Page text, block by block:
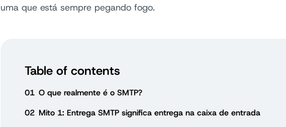
uma que está sempre pegando fogo.
Table of contents
01 O que realmente é o SMTP?
02 Mito 1: Entrega SMTP significa entrega na caixa de entrada